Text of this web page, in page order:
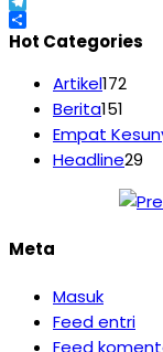
Telegram
Share
Hot Categories
Artikel172
Berita151
Empat
Headline29
Meta
Masuk
Feed entri
Feed